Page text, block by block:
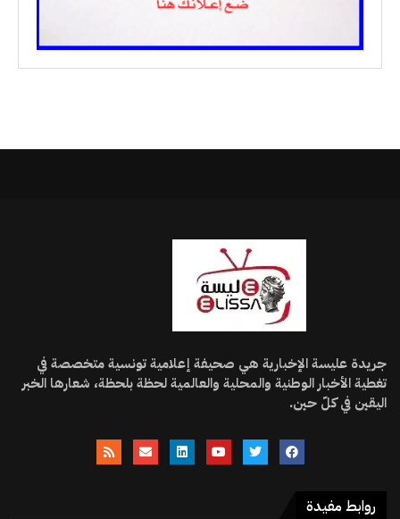
جريدة عليسة الإخبارية هي صحيفة إعلامية تونسية متخصصة في
تغطية الأخبار الوطنية والمحلية والعالمية لحظة بلحظة، شعارها الخبر
اليقين في كلّ حين.
روابط مفيدة